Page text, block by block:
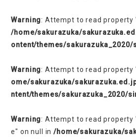
Warning: Attempt to read property
/home/sakurazuka/
ontent/themes/sakurazuka_2020/
Warning: Attempt to read property
ome/sakurazuka/
ntent/themes/sakurazuka_2020/
Warning: Attempt to read property
e" on null in/home/sakurazuka/